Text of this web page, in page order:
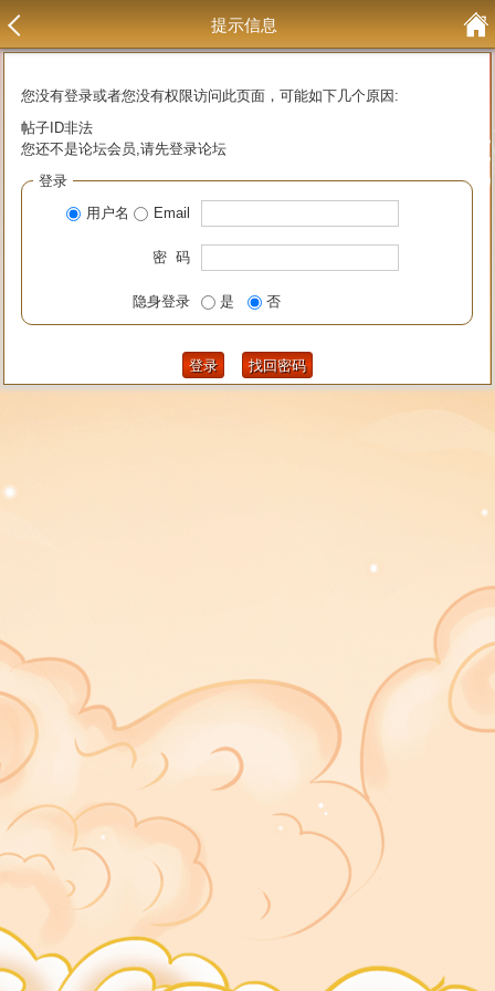
提示信息
您没有登录或者您没有权限访问此页面，可能如下几个原因:
帖子ID非法
您还不是论坛会员,请先登录论坛
登录
用户名
Email
密 码
隐身登录 是 否